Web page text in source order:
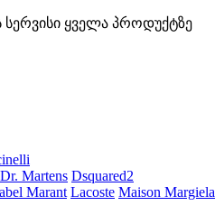
ყველა პროდუქტზე
Dr. Martens Dsquared2
Marant Lacoste Maison Margiela